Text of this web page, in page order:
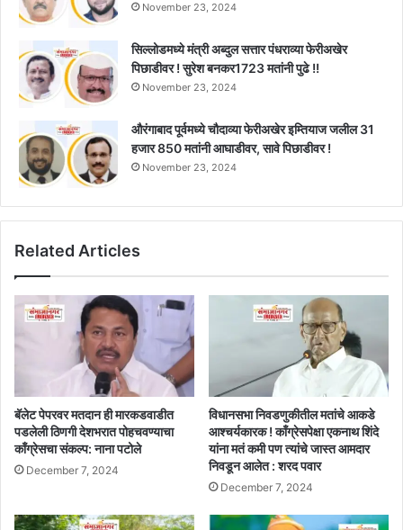
November 23, 2024
सिल्लोडमध्ये मंत्री अब्दुल सत्तार पंधराव्या फेरीअखेर
पिछाडीवर ! सुरेश बनकर1723 मतांनी पुढे !!
November 23, 2024
औरंगाबाद पूर्वमध्ये चौदाव्या फेरीअखेर इम्तियाज जलील 31
हजार 850 मतांनी आघाडीवर, सावे पिछाडीवर !
November 23, 2024
Related Articles
बॅलेट पेपरवर मतदान ही मारकडवाडीत
पडलेली ठिणगी देशभरात पोहचवण्याचा
काँग्रेसचा संकल्प: नाना पटोले
December 7, 2024
विधानसभा निवडणुकीतील मतांचे आकडे
आश्चर्यकारक ! काँग्रेसपेक्षा एकनाथ शिंदे
यांना मतं कमी पण त्यांचे जास्त आमदार
निवडून आलेत : शरद पवार
December 7, 2024